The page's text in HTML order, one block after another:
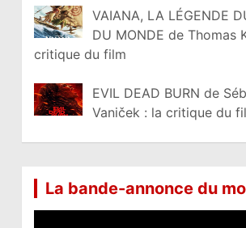
VAIANA, LA LÉGENDE
DU MONDE de Thomas
critique du film
EVIL DEAD BURN de
Vaniček : la critique du
La bande-annonce du